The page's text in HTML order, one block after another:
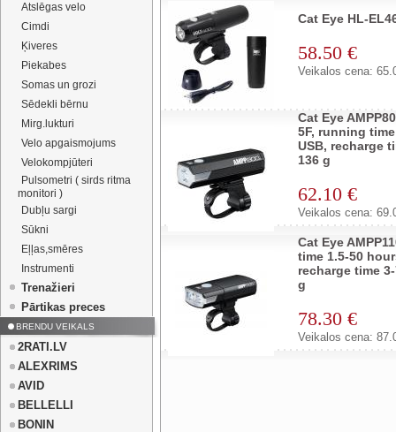
Atslēgas velo
Cimdi
Ķiveres
Piekabes
Somas un grozi
Sēdekli bērnu
Mirg.lukturi
Velo apgaismojums
Velokompjūteri
Pulsometri ( sirds ritma
monitori )
Dubļu sargi
Sūkni
Eļļas,smēres
Instrumenti
Trenažieri
Pārtikas preces
BRENDU VEIKALS
2RATI.LV
ALEXRIMS
AVID
BELLELLI
BONIN
Cat Eye HL-
58.50 €
Veikalos cena:
Cat Eye
5F, running
USB, recharge
136 g
62.10 €
Veikalos cena:
Cat Eye
time 1.5-50
recharge time
g
78.30 €
Veikalos cena: